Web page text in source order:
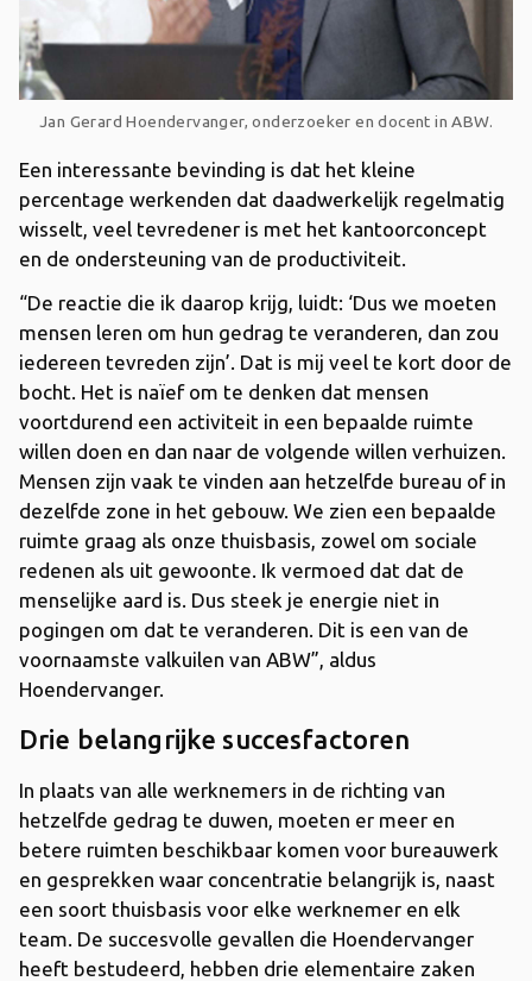
Jan Gerard Hoendervanger, onderzoeker en docent in ABW.
Een interessante bevinding is dat het kleine
percentage werkenden dat daadwerkelijk regelmatig
wisselt, veel tevredener is met het kantoorconcept
en de ondersteuning van de productiviteit.
“De reactie die ik daarop krijg, luidt: ‘Dus we moeten
mensen leren om hun gedrag te veranderen, dan zou
iedereen tevreden zijn’. Dat is mij veel te kort door de
bocht. Het is naïef om te denken dat mensen
voortdurend een activiteit in een bepaalde ruimte
willen doen en dan naar de volgende willen verhuizen.
Mensen zijn vaak te vinden aan hetzelfde bureau of in
dezelfde zone in het gebouw. We zien een bepaalde
ruimte graag als onze thuisbasis, zowel om sociale
redenen als uit gewoonte. Ik vermoed dat dat de
menselijke aard is. Dus steek je energie niet in
pogingen om dat te veranderen. Dit is een van de
voornaamste valkuilen van ABW”, aldus
Hoendervanger.
Drie belangrijke succesfactoren
In plaats van alle werknemers in de richting van
hetzelfde gedrag te duwen, moeten er meer en
betere ruimten beschikbaar komen voor bureauwerk
en gesprekken waar concentratie belangrijk is, naast
een soort thuisbasis voor elke werknemer en elk
team. De succesvolle gevallen die Hoendervanger
heeft bestudeerd, hebben drie elementaire zaken